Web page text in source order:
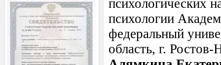
психологических
психологии
федеральный
область, г.